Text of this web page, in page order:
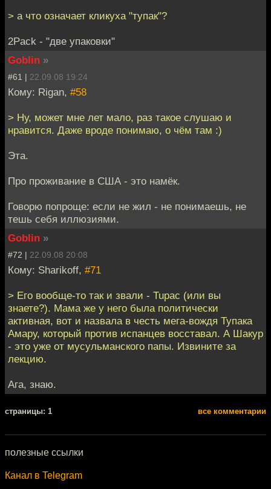
> а что означает кликуха "тупак"?
2Pack - "две упаковки"
Goblin »
#61 | 22.09.08 19:24
Кому: Rigan, #58
> Ну, может мне лет мало, раз такое слушаю и
нравится. Даже вроде понимаю, о чём там :)
Эта.
Про проживание в США - это намёк.
Говорю попроще: если не жил - не понимаешь, не
тешь себя иллюзиями.
Goblin »
#72 | 22.09.08 20:08
Кому: Sharikoff, #71
> Его вообще-то так и звали - Tupac (или вы
знаете?). Мама же у него была политически
активная, вот и назвала в честь мега-вождя Тупака
Амару, который против испанцев восставал. А Шакур
- это уже от мусульманского папы. Извините за
лекцию.
Ага, знаю.
cтраницы: 1 все комментарии
полезные ссылки
Канал в Telegram